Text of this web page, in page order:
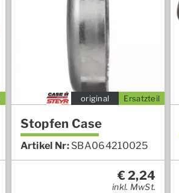
Ersatzteil
original
Stopfen Case
Artikel Nr: SBA064210025
€2,24
inkl. MwSt.